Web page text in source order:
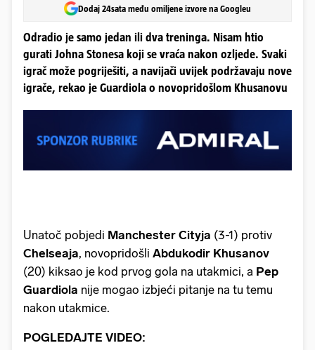
Dodaj 24sata među omiljene izvore na Googleu
Odradio je samo jedan ili dva treninga. Nisam htio
gurati Johna Stonesa koji se vraća nakon ozljede. Svaki
igrač može pogriješiti, a navijači uvijek podržavaju nove
igrače, rekao je Guardiola o novopridošlom Khusanovu
Unatoč pobjedi Manchester Cityja (3-1) protiv
Chelseaja, novopridošli Abdukodir Khusanov
(20) kiksao je kod prvog gola na utakmici, a Pep
Guardiola nije mogao izbjeći pitanje na tu temu
nakon utakmice.
POGLEDAJTE VIDEO: